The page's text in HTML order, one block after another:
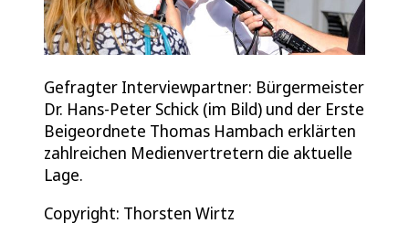
Gefragter Interviewpartner: Bürgermeister
Dr. Hans-Peter Schick (im Bild) und der Erste
Beigeordnete Thomas Hambach erklärten
zahlreichen Medienvertretern die aktuelle
Lage.
Copyright: Thorsten Wirtz